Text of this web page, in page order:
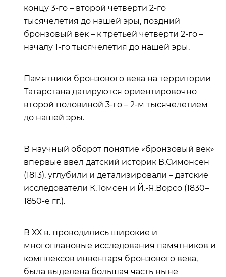
концу 3-го – второй четверти 2-го
тысячелетия до нашей эры, поздний
бронзовый век – к третьей четверти 2-го –
началу 1-го тысячелетия до нашей эры.
Памятники бронзового века на территории
Татарстана датируются ориентировочно
второй половиной 3-го – 2-м тысячелетием
до нашей эры.
В научный оборот понятие «бронзовый век»
впервые ввел датский историк В.Симонсен
(1813), углубили и детализировали – датские
исследователи К.Томсен и Й.-Я.Ворсо (1830–
1850-е гг.).
В ХХ в. проводились широкие и
многоплановые исследования памятников и
комплексов инвентаря бронзового века,
была выделена большая часть ныне